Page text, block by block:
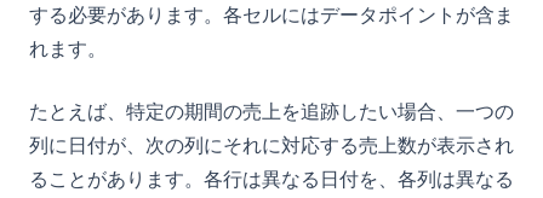
する必要があります。各セルにはデータポイントが含ま
れます。
たとえば、特定の期間の売上を追跡したい場合、一つの
列に日付が、次の列にそれに対応する売上数が表示され
ることがあります。各行は異なる日付を、各列は異なる